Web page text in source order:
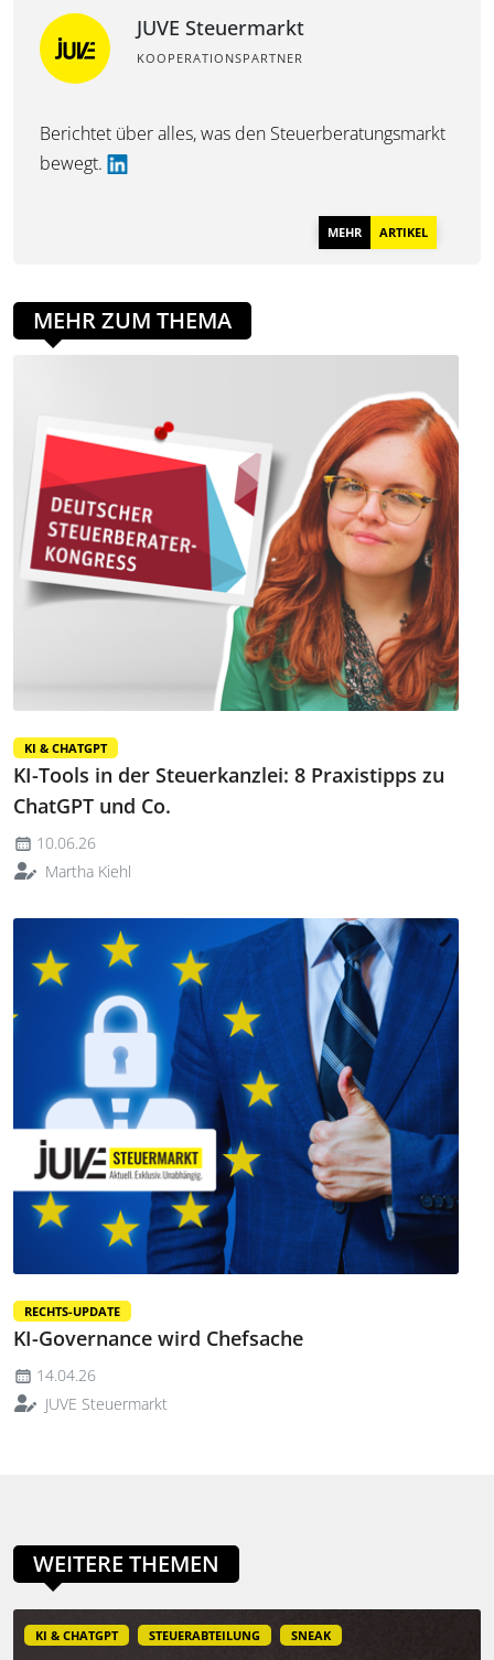
JUVE Steuermarkt
KOOPERATIONSPARTNER
Berichtet über alles, was den Steuerberatungsmarkt
bewegt.
MEHR ARTIKEL
MEHR ZUM THEMA
KI & CHATGPT
KI-Tools in der Steuerkanzlei: 8 Praxistipps zu
ChatGPT und Co.
10.06.26
Martha Kiehl
RECHTS-UPDATE
KI-Governance wird Chefsache
14.04.26
JUVE Steuermarkt
WEITERE THEMEN
KI & CHATGPT STEUERABTEILUNG SNEAK